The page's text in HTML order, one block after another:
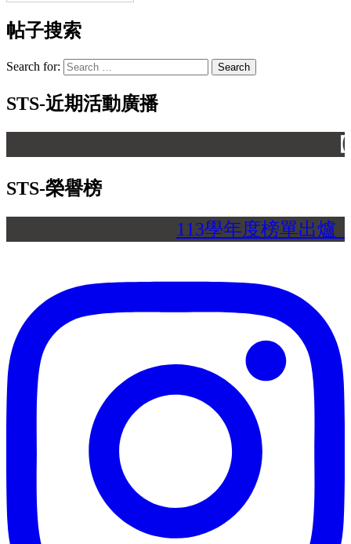
帖子搜索
Search for:
STS-近期活動廣播
【
STS-榮譽榜
113學年度榜單出爐